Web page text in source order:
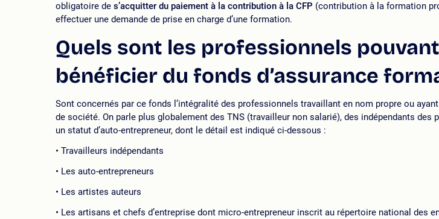
obligatoire de s’acquitter du paiement à la contribution à la CFP (contribution à la formation
effectuer une demande de prise en charge d’une formation.
Quels sont les professionnels pouvant
bénéficier du fonds d’assurance
Sont concernés par ce fonds l’intégralité des professionnels travaillant en nom propre ou
de société. On parle plus globalement des TNS (travailleur non salarié), des indépendants des
un statut d’auto-entrepreneur, dont le détail est indiqué ci-dessous :
Travailleurs indépendants
Les auto-entrepreneurs
Les artistes auteurs
Les artisans et chefs d’entreprise dont micro-entrepreneur inscrit au répertoire national des